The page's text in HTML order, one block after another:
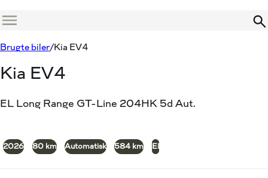
Menu
Brugte biler Kia EV4
Kia EV4
EL Long Range GT-Line 204HK 5d Aut.
2026 80 km Automatisk 584 km El